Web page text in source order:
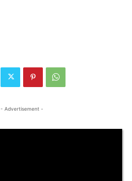
- Advertisement -